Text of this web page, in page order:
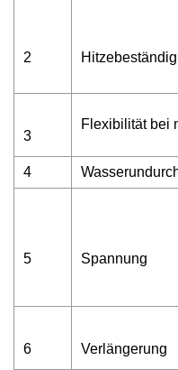
2
3
Flexibilität bei
4
5 Spannung
6 Verlängerung